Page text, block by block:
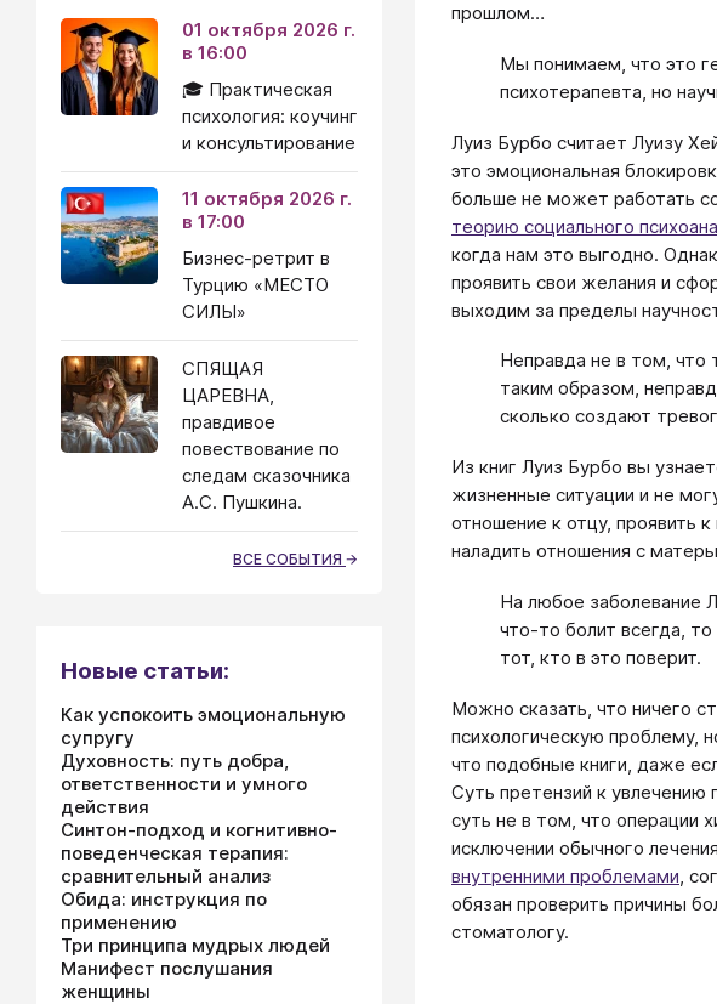
прошлом…
Мы понимаем, что это
психотерапевта, но
Луиз Бурбо считает Луизу
это эмоциональная
больше не может работать
теорию социального
когда нам это выгодно.
проявить свои желания и
выходим за пределы
Неправда не в том, что
таким образом,
сколько создают
Из книг Луиз Бурбо вы
жизненные ситуации и не
отношение к отцу, проявить
наладить отношения с
На любое заболевание
что-то болит всегда,
тот, кто в это поверит.
Можно сказать, что ничего
психологическую проблему,
что подобные книги, даже
Суть претензий к
суть не в том, что операции
исключении обычного
внутренними проблемами ,
обязан проверить причины
стоматологу.
01 октября 2026 г.
в 16:00
🎓 Практическая
психология: коучинг
и консультирование
11 октября 2026 г.
в 17:00
Бизнес-ретрит в
Турцию «МЕСТО
СИЛЫ»
СПЯЩАЯ
ЦАРЕВНА,
правдивое
повествование по
следам сказочника
А.С. Пушкина.
ВСЕ СОБЫТИЯ
Новые статьи:
Как успокоить эмоциональную
супругу
Духовность: путь добра,
ответственности и умного
действия
Синтон-подход и когнитивно-
поведенческая терапия:
сравнительный анализ
Обида: инструкция по
применению
Три принципа мудрых людей
Манифест послушания
женщины